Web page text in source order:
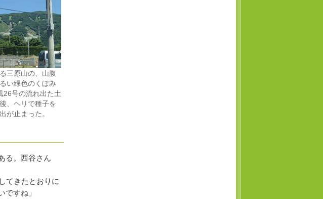
三原山の、山腹
い緑色のくぼみ
26号の流れ出た土
、ヘリで種子を
が止まった。
る。西谷さん
てきたとおりに
すね」